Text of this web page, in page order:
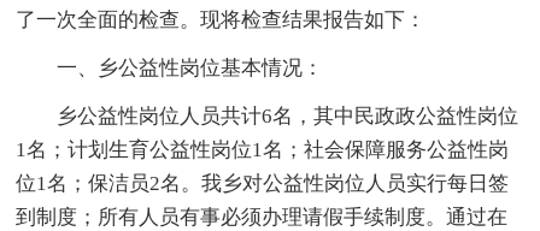
了一次全面的检查。现将检查结果报告如下：
一、乡公益性岗位基本情况：
乡公益性岗位人员共计6名，其中民政政公益性岗位
1名；计划生育公益性岗位1名；社会保障服务公益性岗
位1名；保洁员2名。我乡对公益性岗位人员实行每日签
到制度；所有人员有事必须办理请假手续制度。通过在